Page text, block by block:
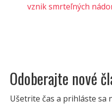
vznik smrteľných
Odoberajte nové
Ušetrite čas a prihláste sa